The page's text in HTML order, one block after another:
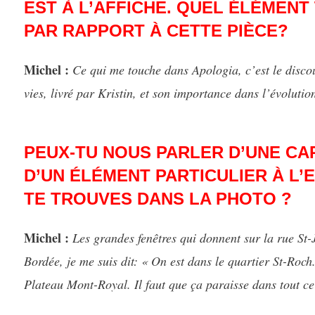
EST À L’AFFICHE. QUEL
PAR RAPPORT À CETTE PIÈCE?
Michel : Ce qui me touche dans Apologia, c’est le
vies, livré par Kristin, et son importance dans
PEUX-TU NOUS PARLER D’UNE
D’UN ÉLÉMENT PARTICULIER À
TE TROUVES DANS LA PHOTO ?
Michel : Les grandes fenêtres qui donnent sur la rue
Bordée, je me suis dit: « On est dans le quartier St-
Plateau Mont-Royal. Il faut que ça paraisse dans tout